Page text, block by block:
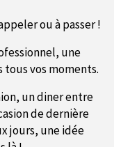
ou à passer !
une
vos moments.
un diner entre
de dernière
jours, une idée